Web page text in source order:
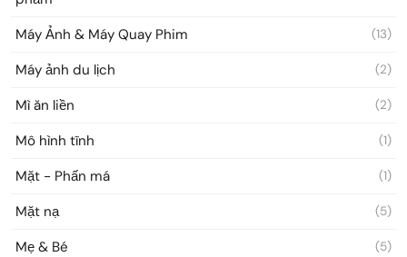
Máy Ảnh & Máy Quay Phim (13)
Máy ảnh du lịch (2)
Mì ăn liền (2)
Mô hình tĩnh (1)
Mặt - Phấn má (1)
Mặt nạ (5)
Mẹ & Bé (5)